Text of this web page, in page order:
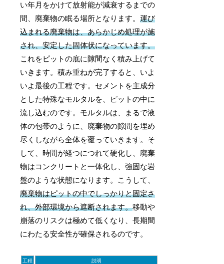
い年月をかけて放射能が減衰するまでの
間、廃棄物の眠る場所となります。運び
込まれる廃棄物は、あらかじめ処理が施
され、安定した固体状になっています。
これをピットの底に隙間なく積み上げて
いきます。積み重ねが完了すると、いよ
いよ最後の工程です。セメントを主成分
とした特殊なモルタルを、ピットの中に
流し込むのです。モルタルは、まるで液
体の包帯のように、廃棄物の隙間を埋め
尽くしながら全体を覆っていきます。そ
して、時間が経つにつれて硬化し、廃棄
物はコンクリートと一体化し、強固な岩
盤のような状態になります。こうして、
廃棄物はピットの中でしっかりと固定さ
れ、外部環境から遮断されます。移動や
崩落のリスクは極めて低くなり、長期間
にわたる安全性が確保されるのです。
工程 説明